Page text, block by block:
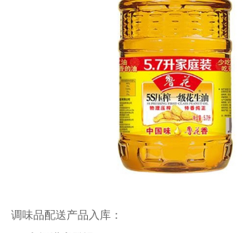
调味品配送产品入库：